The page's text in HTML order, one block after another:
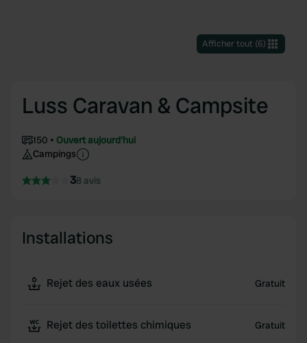
Afficher tout(6)
Luss Caravan & Campsite
150
Ouvert aujourd'hui
Campings
38 avis
Installations
Rejet des eaux usées Gratuit
Rejet des toilettes chimiques Gratuit